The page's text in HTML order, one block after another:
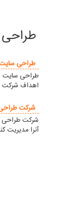
طراحی
طراحی سایت
اهداف شرکت
شرکت
شرکت طراحی
آنرا